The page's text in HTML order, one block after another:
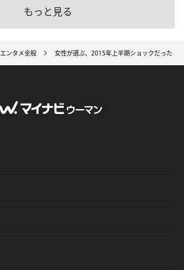
もっと見る
エンタメ全般 女性が選ぶ、2015年上半期ショックだった「